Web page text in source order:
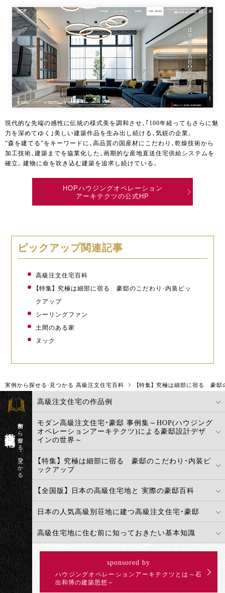
現代的な先端の感性に伝統の様式美を調和させ、｢100年経ってもさらに魅
力を深めてゆく｣美しい建築作品を生み出し続ける、気鋭の企業。
“森を建てる”をキーワードに、高品質の国産材にこだわり、乾燥技術から
加工技術、建築までを協業化した、画期的な産地直送住宅供給システムを
確立。建物に命を吹き込む建築を追求し続けている。
HOPハウジングオペレーション
アーキテクツの公式HP
ピックアップ関連記事
高級注文住宅百科
【特集】 究極は細部に宿る 豪邸のこだわり・内装ピッ
クアップ
シーリングファン
土間のある家
ヌック
実例から探せる・見つかる 高級注文住宅百科 【特集】 究極は細部に宿る 豪邸
実例から探せる・見つかる
高級注文住宅百科
高級注文住宅の作品例
モダン高級注文住宅・豪邸 事例集～HOP(ハウジング
オペレーションアーキテクツ)による豪邸設計デザ
インの世界～
【特集】 究極は細部に宿る 豪邸のこだわり・内装ピ
ックアップ
【全国版】 日本の高級住宅地と 実際の豪邸百科
日本の人気高級別荘地に建つ高級注文住宅・豪邸
高級住宅地に住む前に知っておきたい基本知識
sponsored by
ハウジングオペレーションアーキテクツとは～石
出和博の建築思想～